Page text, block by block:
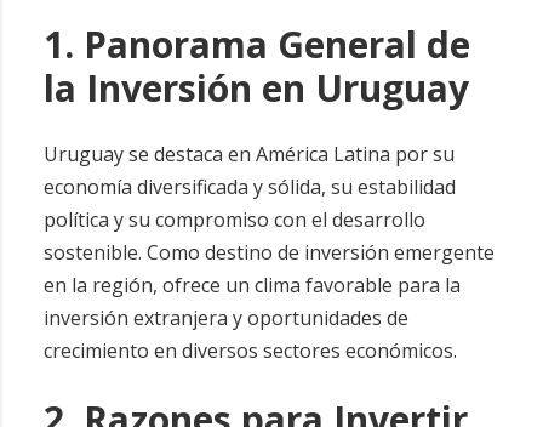
1. Panorama General de
la Inversión en Uruguay
Uruguay se destaca en América Latina por su
economía diversificada y sólida, su estabilidad
política y su compromiso con el desarrollo
sostenible. Como destino de inversión emergente
en la región, ofrece un clima favorable para la
inversión extranjera y oportunidades de
crecimiento en diversos sectores económicos.